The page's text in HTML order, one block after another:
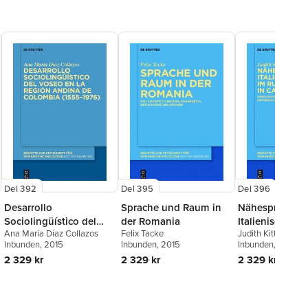
Del 392
Desarrollo
Sociolingüístico del
Voseo En La Región
Andina de Colombia
(1555-1976)
Ana María Díaz Collazos
Inbunden, 2015
2 329 kr
Del 395
Sprache und Raum in
der Romania
Felix Tacke
Inbunden, 2015
2 329 kr
Del 396
Italienisch Im
Ruhrgebiet
Catania
Judith Kittler
Inbunden, 2015
2 329 kr